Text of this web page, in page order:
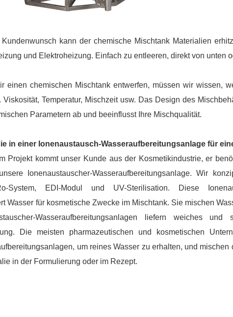
kann der chemische Mischtank Materialien
und Elektroheizung. Einfach zu entleeren, direkt von unten
einen chemischen Mischtank entwerfen, müssen wir wissen,
Viskosität, Temperatur, Mischzeit usw. Das Design des
Parametern ab und beeinflusst Ihre Mischqualität.
in einer Ionenaustausch-Wasseraufbereitungsanlage für
Projekt kommt unser Kunde aus der Kosmetikindustrie, er
Ionenaustauscher-Wasseraufbereitungsanlage. Wir
System, EDI-Modul und UV-Sterilisation. Diese
Wasser für kosmetische Zwecke im Mischtank. Sie mischen
Wasseraufbereitungsanlagen liefern weiches
Die meisten pharmazeutischen und kosmetischen
um reines Wasser zu erhalten, und
in der Formulierung oder im Rezept.